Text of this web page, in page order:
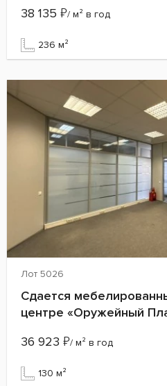
38 135 ₽/ м² в год
236 м²
Лот 5026
Сдается
центре «Оружейный
36 923 ₽/ м² в год
130 м²